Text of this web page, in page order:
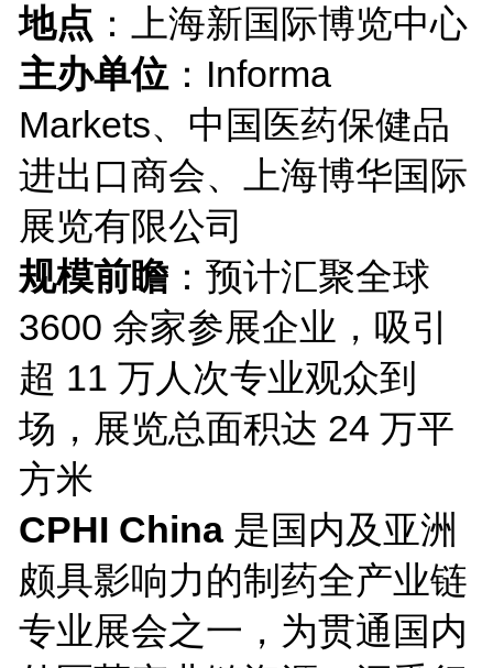
地点 ：上海新国际博览中心
主办单位 ：Informa
Markets、中国医药保健品
进出口商会、上海博华国际
展览有限公司
规模前瞻：预计汇聚全球
3600 余家参展企业，吸引
超 11 万人次专业观众到
场，展览总面积达 24 万平
方米
CPHI China是国内及亚洲
颇具影响力的制药全产业链
专业展会之一，为贯通国内